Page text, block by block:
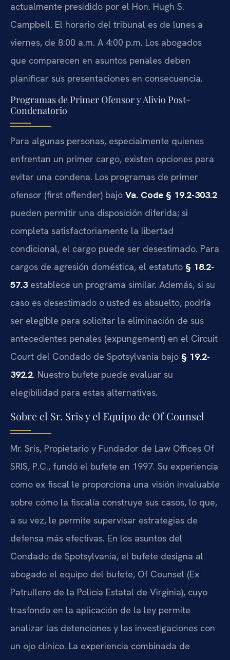
actualmente presidido por el Hon. Hugh S.
Campbell. El horario del tribunal es de lunes a
viernes, de 8:00 a.m. A 4:00 p.m. Los abogados
que comparecen en asuntos penales deben
planificar sus presentaciones en consecuencia.
Programas de Primer Ofensor y Alivio Post-
Condenatorio
Para algunas personas, especialmente quienes
enfrentan un primer cargo, existen opciones para
evitar una condena. Los programas de primer
ofensor (first offender) bajo Va. Code § 19.2-303.2
pueden permitir una disposición diferida; si
completa satisfactoriamente la libertad
condicional, el cargo puede ser desestimado. Para
cargos de agresión doméstica, el estatuto § 18.2-
57.3establece un programa similar. Además, si su
caso es desestimado o usted es absuelto, podría
ser elegible para solicitar la eliminación de sus
antecedentes penales (expungement) en el Circuit
Court del Condado de Spotsylvania bajo § 19.2-
392.2. Nuestro bufete puede evaluar su
elegibilidad para estas alternativas.
Sobre el Sr. Sris y el Equipo de Of Counsel
Mr. Sris, Propietario y Fundador de Law Offices Of
SRIS, P.C., fundó el bufete en 1997. Su experiencia
como ex fiscal le proporciona una visión invaluable
sobre cómo la fiscalía construye sus casos, lo que,
a su vez, le permite supervisar estrategias de
defensa más efectivas. En los asuntos del
Condado de Spotsylvania, el bufete designa al
abogado el equipo del bufete, Of Counsel (Ex
Patrullero de la Policía Estatal de Virginia), cuyo
trasfondo en la aplicación de la ley permite
analizar las detenciones y las investigaciones con
un ojo clínico. La experiencia combinada de